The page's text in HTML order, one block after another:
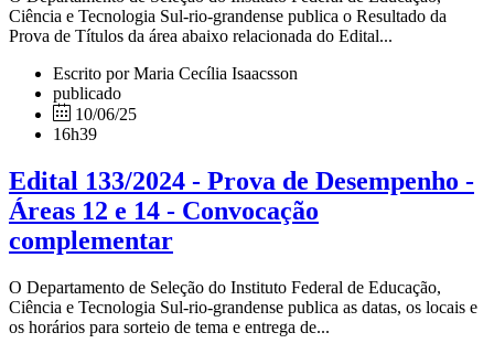
Ciência e Tecnologia Sul-rio-grandense publica o Resultado da
Prova de Títulos da área abaixo relacionada do Edital...
Escrito por Maria Cecília Isaacsson
publicado
10/06/25
16h39
Edital 133/2024 - Prova de Desempenho -
Áreas 12 e 14 - Convocação
complementar
O Departamento de Seleção do Instituto Federal de Educação,
Ciência e Tecnologia Sul-rio-grandense publica as datas, os locais e
os horários para sorteio de tema e entrega de...